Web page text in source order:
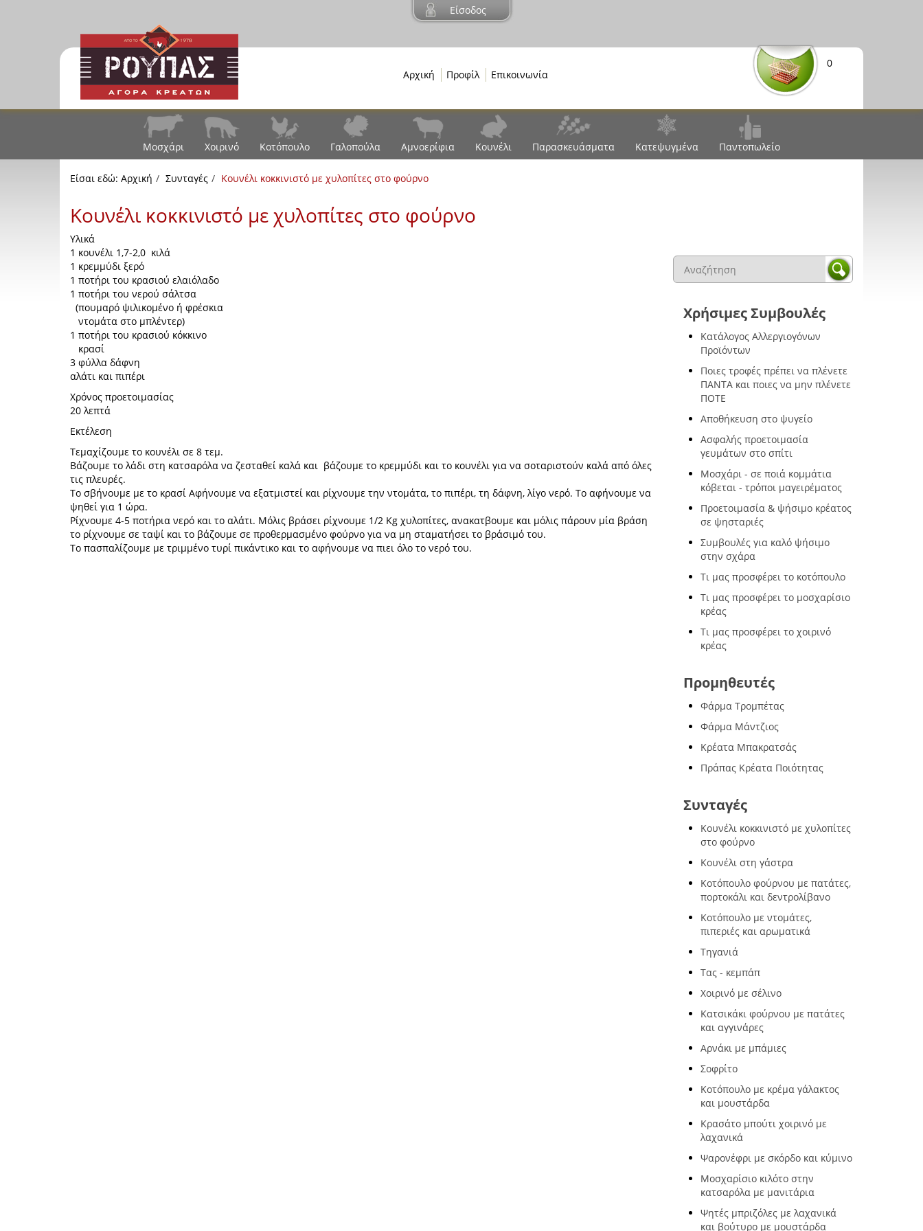
Είσοδος
Αρχική Προφίλ Επικοινωνία
0
Μοσχάρι Χοιρινό Κοτόπουλο Γαλοπούλα Αμνοερίφια Κουνέλι Παρασκευάσματα Κατεψυγμένα Παντοπωλείο
Είσαι εδώ: Αρχική Συνταγές Κουνέλι κοκκινιστό με χυλοπίτες στο φούρνο
Κουνέλι κοκκινιστό με χυλοπίτες στο φούρνο
Υλικά
1 κουνέλι 1,7-2,0 κιλά
1 κρεμμύδι ξερό
1 ποτήρι του κρασιού ελαιόλαδο
1 ποτήρι του νερού σάλτσα
(πουμαρό ψιλικομένο ή φρέσκια
ντομάτα στο μπλέντερ)
1 ποτήρι του κρασιού κόκκινο
κρασί
3 φύλλα δάφνη
αλάτι και πιπέρι
Χρόνος προετοιμασίας
20 λεπτά
Εκτέλεση
Τεμαχίζουμε το κουνέλι σε 8 τεμ.
Βάζουμε το λάδι στη κατσαρόλα να ζεσταθεί καλά και βάζουμε το κρεμμύδι και το κουνέλι για να σοταριστούν καλά από όλες
τις πλευρές.
Το σβήνουμε με το κρασί Αφήνουμε να εξατμιστεί και ρίχνουμε την ντομάτα, το πιπέρι, τη δάφνη, λίγο νερό. Το αφήνουμε να
ψηθεί για 1 ώρα.
Ρίχνουμε 4-5 ποτήρια νερό και το αλάτι. Μόλις βράσει ρίχνουμε 1/2 Kg χυλοπίτες, ανακατβουμε και μόλις πάρουν μία βράση
το ρίχνουμε σε ταψί και το βάζουμε σε προθερμασμένο φούρνο για να μη σταματήσει το βράσιμό του.
Το πασπαλίζουμε με τριμμένο τυρί πικάντικο και το αφήνουμε να πιει όλο το νερό του.
Χρήσιμες Συμβουλές
Κατάλογος Αλλεργιογόνων
Προϊόντων
Ποιες τροφές πρέπει να πλένετε
ΠΑΝΤΑ και ποιες να μην πλένετε
ΠΟΤΕ
Αποθήκευση στο ψυγείο
Ασφαλής προετοιμασία
γευμάτων στο σπίτι
Μοσχάρι - σε ποιά κομμάτια
κόβεται - τρόποι μαγειρέματος
Προετοιμασία & ψήσιμο κρέατος
σε ψησταριές
Συμβουλές για καλό ψήσιμο
στην σχάρα
Τι μας προσφέρει το κοτόπουλο
Τι μας προσφέρει το μοσχαρίσιο
κρέας
Τι μας προσφέρει το χοιρινό
κρέας
Προμηθευτές
Φάρμα Τρομπέτας
Φάρμα Μάντζιος
Κρέατα Μπακρατσάς
Πράπας Κρέατα Ποιότητας
Συνταγές
Κουνέλι κοκκινιστό με χυλοπίτες
στο φούρνο
Κουνέλι στη γάστρα
Κοτόπουλο φούρνου με πατάτες,
πορτοκάλι και δεντρολίβανο
Κοτόπουλο με ντομάτες,
πιπεριές και αρωματικά
Τηγανιά
Τας - κεμπάπ
Χοιρινό με σέλινο
Κατσικάκι φούρνου με πατάτες
και αγγινάρες
Αρνάκι με μπάμιες
Σοφρίτο
Κοτόπουλο με κρέμα γάλακτος
και μουστάρδα
Κρασάτο μπούτι χοιρινό με
λαχανικά
Ψαρονέφρι με σκόρδο και κύμινο
Μοσχαρίσιο κιλότο στην
κατσαρόλα με μανιτάρια
Ψητές μπριζόλες με λαχανικά
και βούτυρο με μουστάρδα